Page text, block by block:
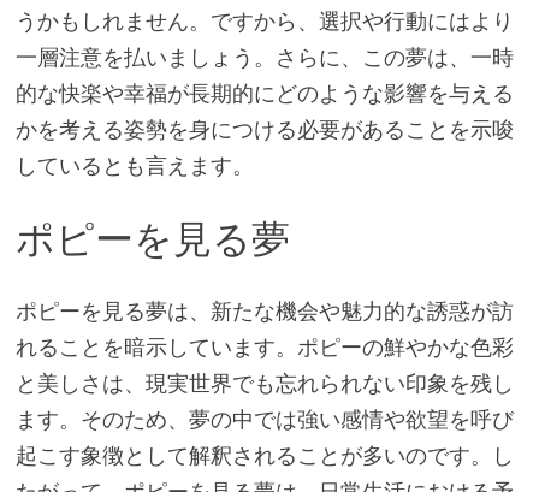
うかもしれません。ですから、選択や行動にはより
一層注意を払いましょう。さらに、この夢は、一時
的な快楽や幸福が長期的にどのような影響を与える
かを考える姿勢を身につける必要があることを示唆
しているとも言えます。
ポピーを見る夢
ポピーを見る夢は、新たな機会や魅力的な誘惑が訪
れることを暗示しています。ポピーの鮮やかな色彩
と美しさは、現実世界でも忘れられない印象を残し
ます。そのため、夢の中では強い感情や欲望を呼び
起こす象徴として解釈されることが多いのです。し